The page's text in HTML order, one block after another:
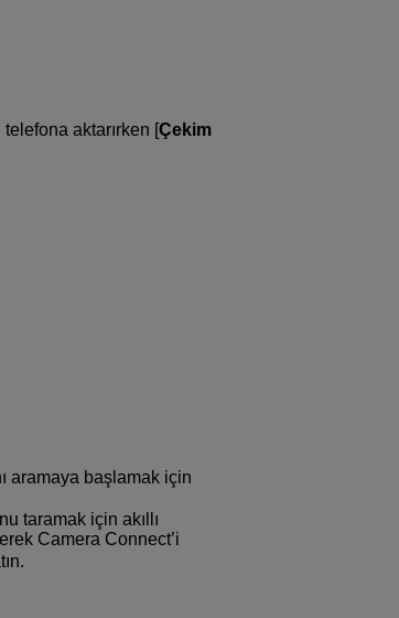
aktarırken [Çekim
aramaya başlamak için
taramak için akıllı
Camera Connect’i